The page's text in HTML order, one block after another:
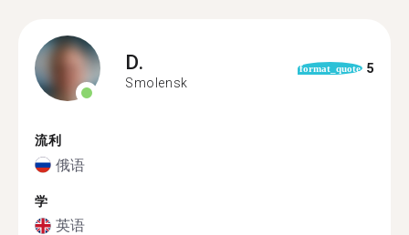
D.
Smolensk
format_quote 5
流利
俄语
学
英语